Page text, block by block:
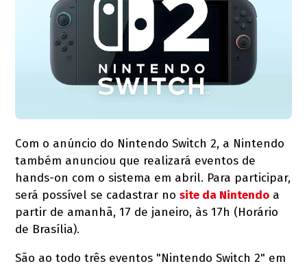
Com o anúncio do Nintendo Switch 2, a Nintendo
também anunciou que realizará eventos de
hands-on com o sistema em abril. Para participar,
será possível se cadastrar nosite da Nintendo a
partir de amanhã, 17 de janeiro, às 17h (Horário
de Brasília).
São ao todo três eventos "Nintendo Switch 2" em